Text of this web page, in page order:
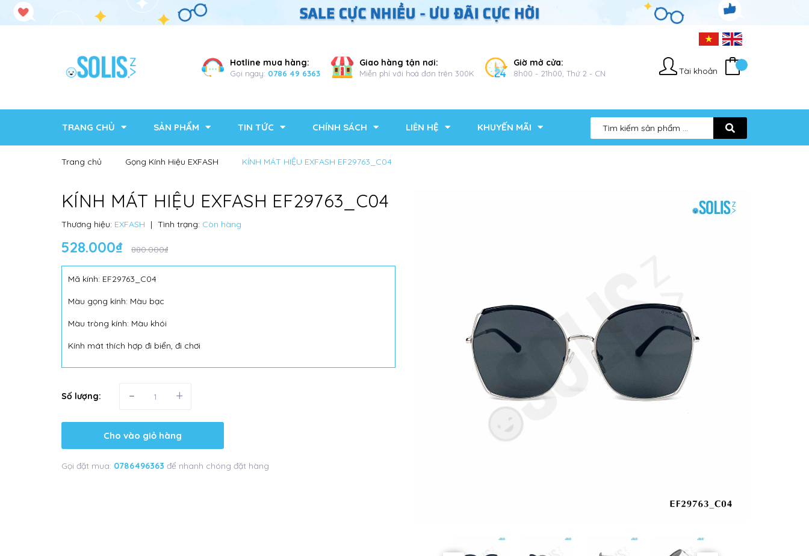
Hotline mua hàng:
Gọi ngay: 0786 49 6363
Giao hàng tận nơi:
Miễn phí với hoá đơn trên 300K
Giờ mở cửa:
8h00 - 21h00, Thứ 2 - CN Tài khoản
TRANG CHỦ SẢN PHẨM TIN TỨC CHÍNH SÁCH LIÊN HỆ KHUYẾN MÃI
Trang chủ Gọng Kính Hiệu EXFASH KÍNH MÁT HIỆU EXFASH EF29763_C04
KÍNH MÁT HIỆU EXFASH EF29763_C04
Thương hiệu: EXFASH | Tình trạng: Còn hàng
528.000₫ 880.000₫
Mã kính: EF29763_C04
Màu gọng kính: Màu bạc
Màu tròng kính: Màu khói
Kính mát thích hợp đi biển, đi chơi
Số lượng: - +
Cho vào giỏ hàng
Gọi đặt mua: 0786496363 để nhanh chóng đặt hàng